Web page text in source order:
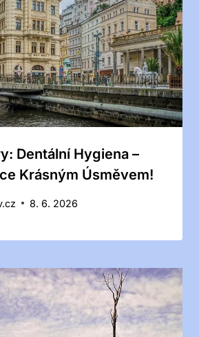
Dentální Hygiena –
Krásným Úsměvem!
8. 6. 2026